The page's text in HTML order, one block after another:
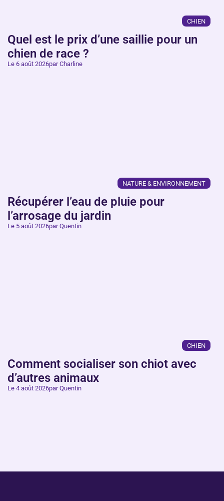
CHIEN
Quel est le prix d’une saillie pour un
chien de race ?
Le 6 août 2026par Charline
NATURE & ENVIRONNEMENT
Récupérer l’eau de pluie pour
l’arrosage du jardin
Le 5 août 2026par Quentin
CHIEN
Comment socialiser son chiot avec
d’autres animaux
Le 4 août 2026par Quentin